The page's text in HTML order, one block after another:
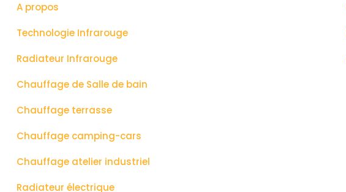
A propos
Technologie Infrarouge
Radiateur Infrarouge
Chauffage de Salle de bain
Chauffage terrasse
Chauffage camping-cars
Chauffage atelier industriel
Radiateur électrique